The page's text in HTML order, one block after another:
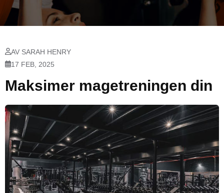
AV SARAH HENRY
17 FEB, 2025
Maksimer magetreningen din